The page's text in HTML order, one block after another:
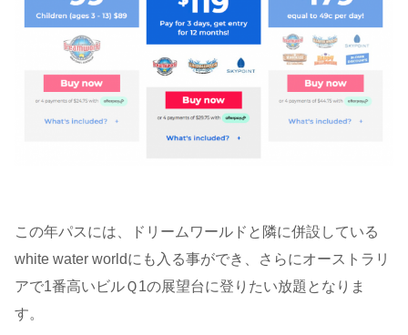
この年パスには、ドリームワールドと隣に併設している
white water worldにも入る事ができ、さらにオーストラリ
アで1番高いビルＱ1の展望台に登りたい放題となりま
す。